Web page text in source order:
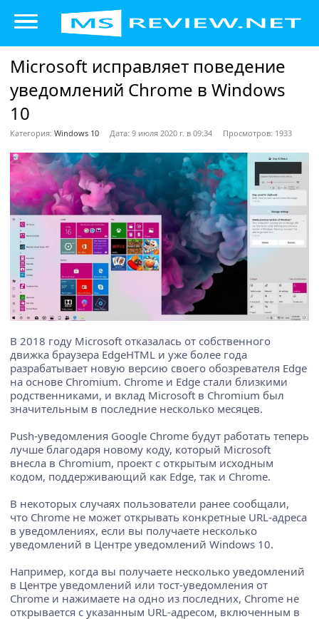
Microsoft исправляет поведение
уведомлений Chrome в Windows
10
Категория: Windows 10 Дата: 9 июля 2020 г. в 09:34 Просмотров: 1933
В 2018 году Microsoft отказалась от собственного
движка браузера EdgeHTML и уже более года
разрабатывает новую версию своего обозревателя Edge
на основе Chromium. Chrome и Edge стали близкими
родственниками, и вклад Microsoft в Chromium был
значительным в последние несколько месяцев.
Push-уведомления Google Chrome будут работать теперь
лучше благодаря новому коду, который Microsoft
внесла в Chromium, проект с открытым исходным
кодом, поддерживающий как Edge, так и Chrome.
В некоторых случаях пользователи ранее сообщали,
что Chrome не может открывать конкретные URL-адреса
в уведомлениях, если вы получаете несколько
уведомлений в Центре уведомлений Windows 10.
Например, когда вы получаете несколько уведомлений
в Центре уведомлений или тост-уведомления от
Chrome и нажимаете на одно из последних, Chrome не
открывается с указанным URL-адресом, включенным в